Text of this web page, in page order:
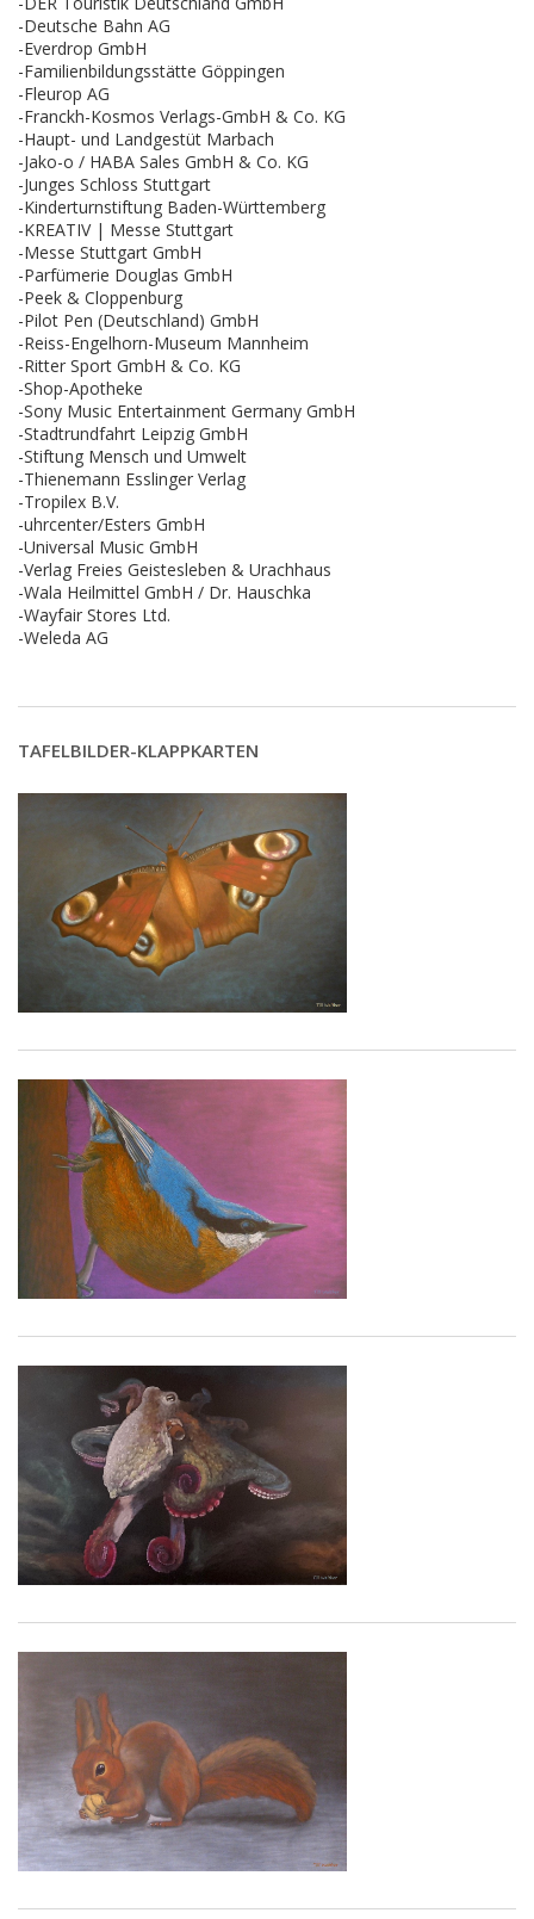
-Deutsche Bahn AG
-Everdrop GmbH
-Familienbildungsstätte Göppingen
-Fleurop AG
-Franckh-Kosmos Verlags-GmbH & Co. KG
-Haupt- und Landgestüt Marbach
-Jako-o / HABA Sales GmbH & Co. KG
-Junges Schloss Stuttgart
-Kinderturnstiftung Baden-Württemberg
-KREATIV | Messe Stuttgart
-Messe Stuttgart GmbH
-Parfümerie Douglas GmbH
-Peek & Cloppenburg
-Pilot Pen (Deutschland) GmbH
-Reiss-Engelhorn-Museum Mannheim
-Ritter Sport GmbH & Co. KG
-Shop-Apotheke
-Sony Music Entertainment Germany GmbH
-Stadtrundfahrt Leipzig GmbH
-Stiftung Mensch und Umwelt
-Thienemann Esslinger Verlag
-Tropilex B.V.
-uhrcenter/Esters GmbH
-Universal Music GmbH
-Verlag Freies Geistesleben & Urachhaus
-Wala Heilmittel GmbH / Dr. Hauschka
-Wayfair Stores Ltd.
-Weleda AG
TAFELBILDER-KLAPPKARTEN